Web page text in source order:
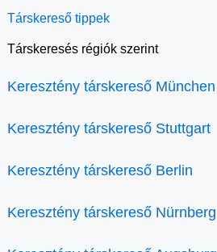
Társkereső tippek
Társkeresés régiók szerint
Keresztény társkereső München
Keresztény társkereső Stuttgart
Keresztény társkereső Berlin
Keresztény társkereső Nürnberg